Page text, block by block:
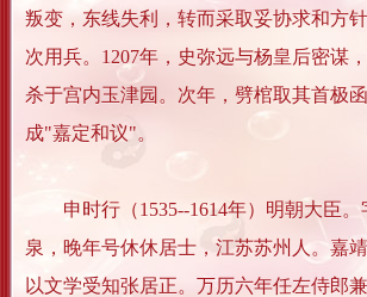
叛变，东线失利，转而采取妥协求和方
次用兵。1207年，史弥远与杨皇后密谋
杀于宫内玉津园。次年，劈棺取其首极
成"嘉定和议"。
申时行（1535--1614年）明朝大臣。
泉，晚年号休休居士，江苏苏州人。嘉
以文学受知张居正。万历六年任左侍郎